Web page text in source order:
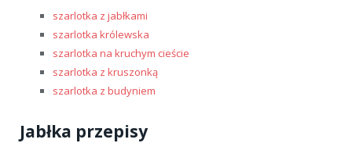
szarlotka z jabłkami
szarlotka królewska
szarlotka na kruchym cieście
szarlotka z kruszonką
szarlotka z budyniem
Jabłka przepisy